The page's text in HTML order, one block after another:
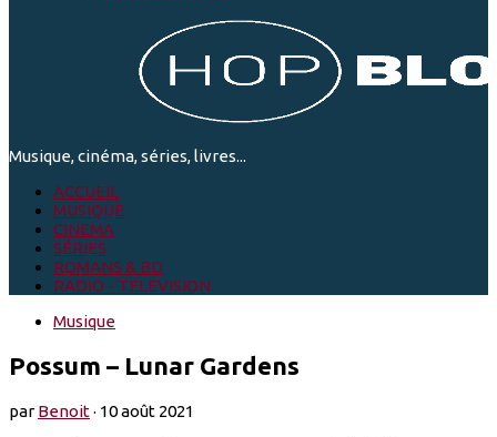
Musique, cinéma, séries, livres...
ACCUEIL
MUSIQUE
CINEMA
SÉRIES
ROMANS & BD
RADIO - TELEVISION
Musique
Possum – Lunar Gardens
parBenoit· 10 août 2021